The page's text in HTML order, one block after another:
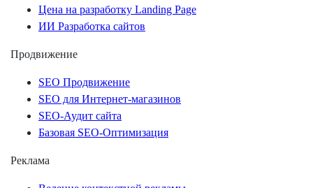
Цена на разработку Landing Page
ИИ Разработка сайтов
Продвижение
SEO Продвижение
SEO для Интернет-магазинов
SEO-Аудит сайта
Базовая SEO-Оптимизация
Реклама